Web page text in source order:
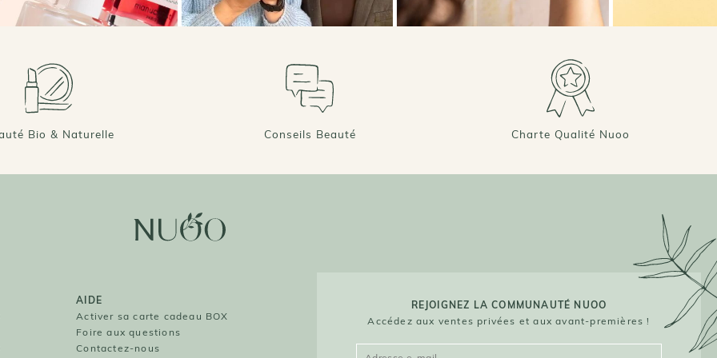
Bio & Naturelle Conseils Beauté Charte Qualité Nuoo
AIDE
Activer sa carte cadeau BOX
Foire aux questions
Contactez-nous
REJOIGNEZ LA COMMUNAUTÉ NUOO
Accédez aux ventes privées et aux avant-premières !